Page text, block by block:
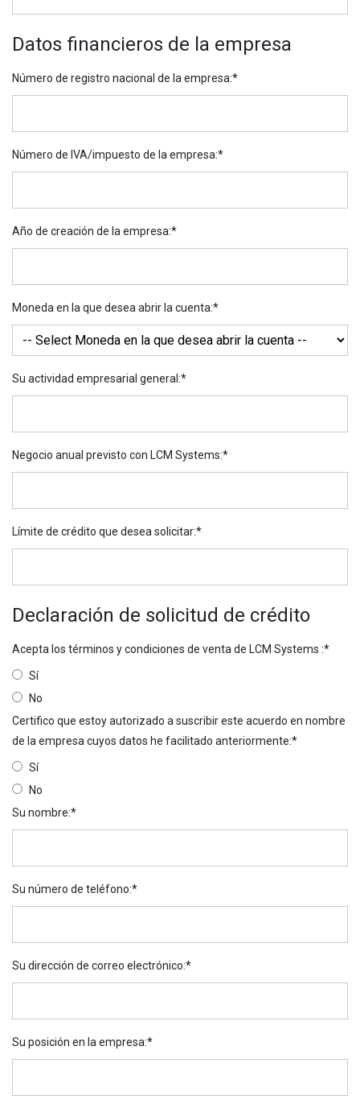
Datos financieros de la empresa
Número de registro nacional de la empresa:*
Número de IVA/impuesto de la empresa:*
Año de creación de la empresa:*
Moneda en la que desea abrir la cuenta:*
Su actividad empresarial general:*
Negocio anual previsto con LCM Systems:*
Límite de crédito que desea solicitar:*
Declaración de solicitud de crédito
Acepta los términos y condiciones de venta de LCM Systems :*
Sí
No
Certifico que estoy autorizado a suscribir este acuerdo en nombre
de la empresa cuyos datos he facilitado anteriormente:*
Sí
No
Su nombre:*
Su número de teléfono:*
Su dirección de correo electrónico:*
Su posición en la empresa:*